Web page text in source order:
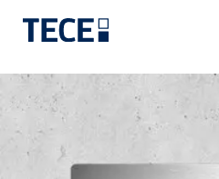
Skip to main content